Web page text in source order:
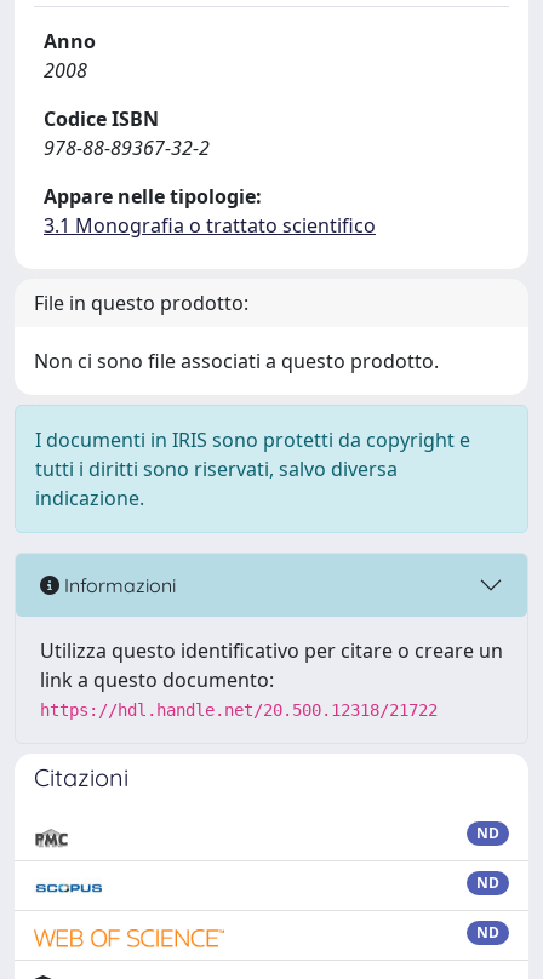
Anno
2008
Codice ISBN
978-88-89367-32-2
Appare nelle tipologie:
3.1 Monografia o trattato scientifico
File in questo prodotto:
Non ci sono file associati a questo prodotto.
I documenti in IRIS sono protetti da copyright e
tutti i diritti sono riservati, salvo diversa
indicazione.
Informazioni
Utilizza questo identificativo per citare o creare un
link a questo documento:
https://hdl.handle.net/20.500.12318/21722
Citazioni
ND
ND
ND